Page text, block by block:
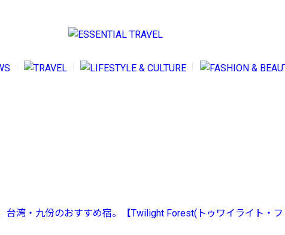
台湾・九份のおすすめ宿。【Twilight Forest(トゥワイライト・